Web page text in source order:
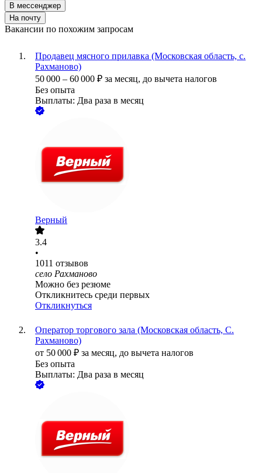
В мессенджер
На почту
Вакансии по похожим запросам
Продавец мясного прилавка (Московская область, с.
Рахманово)
50 000 – 60 000 ₽ за месяц, до вычета налогов
Без опыта
Выплаты: Два раза в месяц
Верный
3.4
•
1011 отзывов
село Рахманово
Можно без резюме
Откликнитесь среди первых
Откликнуться
Оператор торгового зала (Московская область, С.
Рахманово)
от 50 000 ₽ за месяц, до вычета налогов
Без опыта
Выплаты: Два раза в месяц